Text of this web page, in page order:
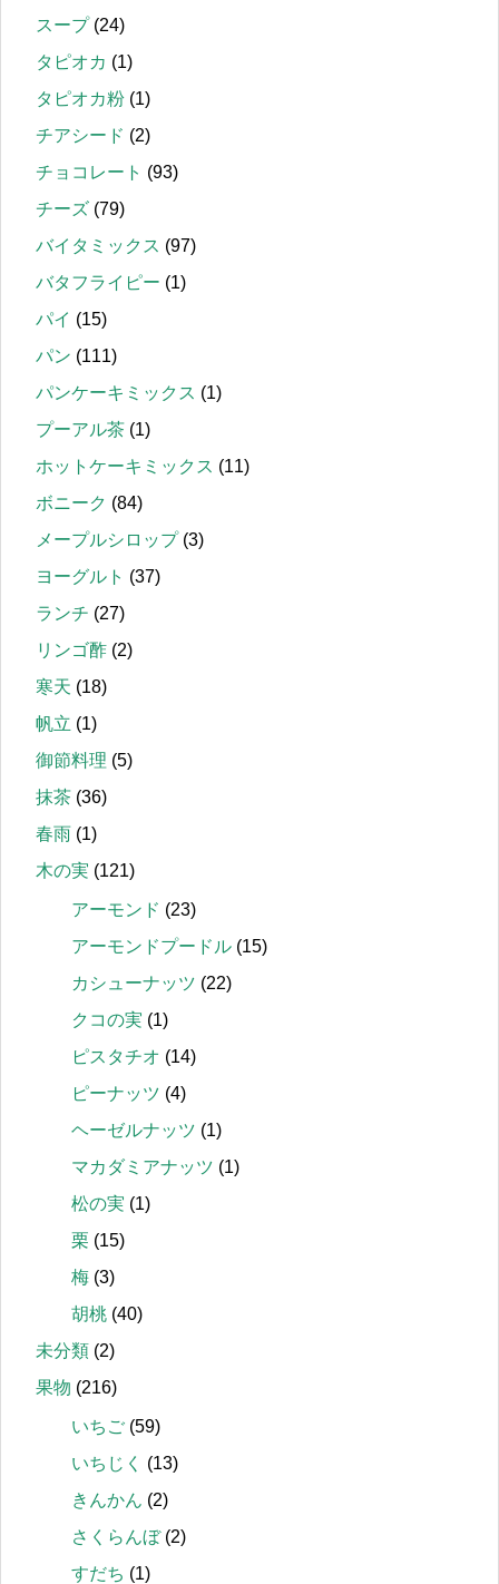
スープ(24)
タピオカ (1)
タピオカ粉 (1)
チアシード (2)
チョコレート (93)
チーズ (79)
バイタミックス (97)
バタフライピー (1)
パイ (15)
パン (111)
パンケーキミックス (1)
プーアル茶 (1)
ホットケーキミックス (11)
ボニーク (84)
メープルシロップ(3)
ヨーグルト (37)
ランチ (27)
リンゴ酢 (2)
寒天 (18)
帆立 (1)
御節料理 (5)
抹茶 (36)
春雨 (1)
木の実 (121)
アーモンド (23)
アーモンドプードル (15)
カシューナッツ (22)
クコの実 (1)
ピスタチオ (14)
ピーナッツ (4)
ヘーゼルナッツ (1)
マカダミアナッツ (1)
松の実 (1)
栗 (15)
梅 (3)
胡桃 (40)
未分類 (2)
果物 (216)
いちご (59)
いちじく
(13)
きんかん (2)
さくらんぼ(2)
すだち (1)